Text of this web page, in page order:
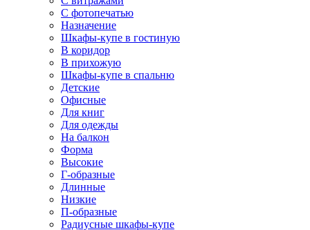
С фотопечатью
Назначение
Шкафы-купе в гостиную
В коридор
В прихожую
Шкафы-купе в спальню
Детские
Офисные
Для книг
Для одежды
На балкон
Форма
Высокие
Г-образные
Длинные
Низкие
П-образные
Радиусные шкафы-купе